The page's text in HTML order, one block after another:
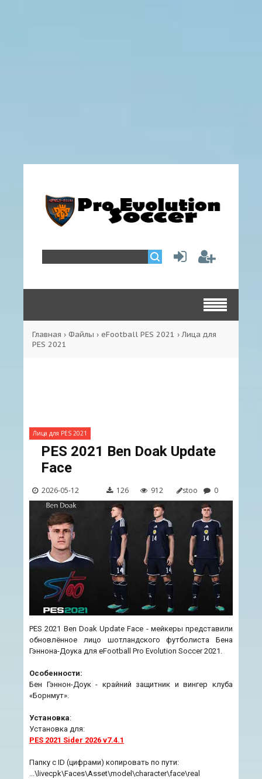
Главная › Файлы › eFootball PES 2021 ›Лица для
PES 2021
Лица для PES 2021
PES 2021 Ben Doak Update
Face
2026-05-12 126 912 stoo 0
PES 2021 Ben Doak Update Face - мейкеры представили
обновлённое лицо шотландского футболиста Бена
Гэннона-Доука для eFootball Pro Evolution Soccer 2021.
Особенности:
Бен Гэннон-Доук - крайний защитник и вингер клуба
«Борнмут».
Установка:
Установка для:
PES 2021 Sider 2026 v7.4.1
Папку с ID (цифрами) копировать по пути:
...\livecpk\Faces\Asset\model\character\face\real